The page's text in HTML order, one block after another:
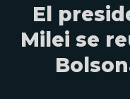
El
Milei se